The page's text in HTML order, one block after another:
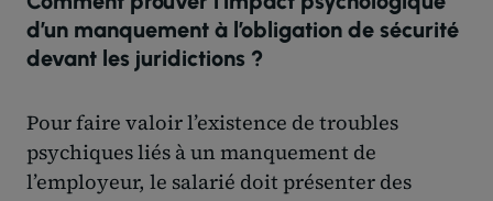
d’un manquement à l’obligation de sécurité
devant les juridictions ?
Pour faire valoir l’existence de troubles
psychiques liés à un manquement de
l’employeur, le salarié doit présenter des